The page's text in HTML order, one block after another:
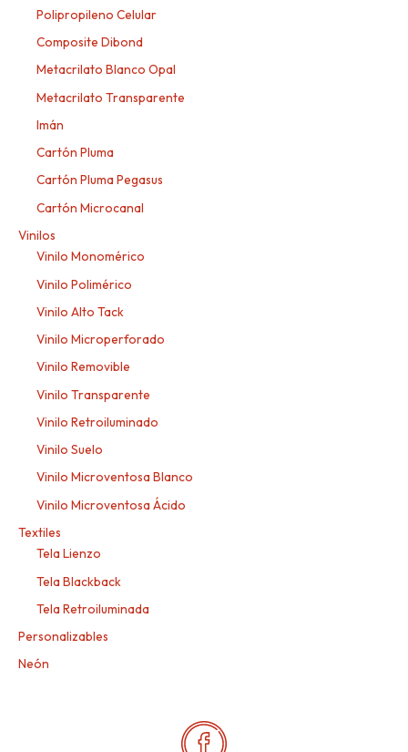
Polipropileno Celular
Composite Dibond
Metacrilato Blanco Opal
Metacrilato Transparente
Imán
Cartón Pluma
Cartón Pluma Pegasus
Cartón Microcanal
Vinilos
Vinilo Monomérico
Vinilo Polimérico
Vinilo Alto Tack
Vinilo Microperforado
Vinilo Removible
Vinilo Transparente
Vinilo Retroiluminado
Vinilo Suelo
Vinilo Microventosa Blanco
Vinilo Microventosa Ácido
Textiles
Tela Lienzo
Tela Blackback
Tela Retroiluminada
Personalizables
Neón